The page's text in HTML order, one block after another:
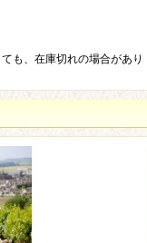
も、在庫切れの場合があり